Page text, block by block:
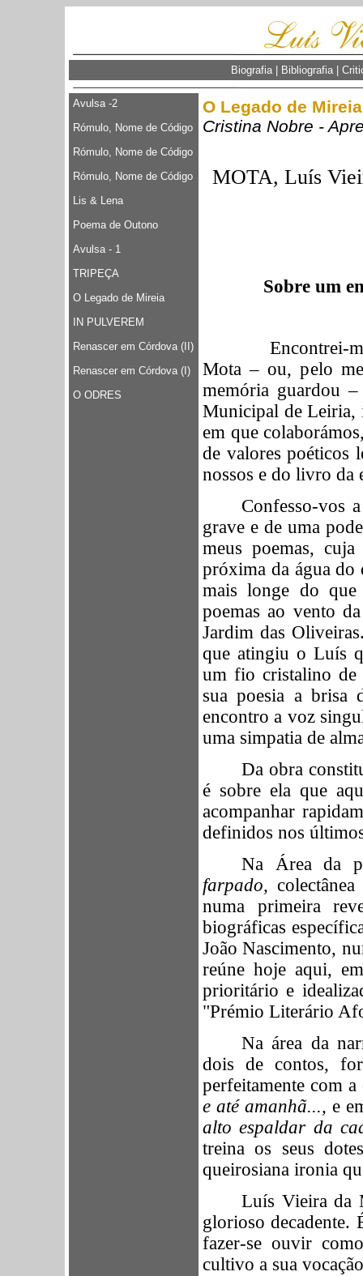
Biografia| Bibliografia|
Avulsa -2
Rómulo, Nome de Código
Rómulo, Nome de Código
Rómulo, Nome de Código
Lis & Lena
Poema de Outono
Avulsa - 1
TRIPEÇA
O Legado de Mireia
IN PULVEREM
Renascer em Córdova (II)
Renascer em Córdova (I)
O ODRES
O Legado de Mireia
Cristina Nobre -
MOTA, Luís
Sobre um
Encontrei-
Mota – ou, pelo
memória guardou
Municipal de Leiria,
em que
de valores poéticos
nossos e do livro da
Confesso-vos
grave e de uma
meus poemas,
próxima da água do
mais longe do
poemas ao vento
Jardim das
que atingiu o Luís
um fio cristalino de
sua poesia a brisa
encontro a voz
uma simpatia de
Da obra
é sobre ela que
acompanhar
definidos nos
Na Área da
farpado,
numa primeira
biográficas
João Nascimento,
reúne hoje aqui,
prioritário e
"Prémio Literário
Na área da
dois de contos,
perfeitamente com
e até amanhã..., e
alto espaldar da
treina os seus
queirosiana ironia
Luís Vieira da
glorioso decadente.
fazer-se ouvir
cultivo a sua